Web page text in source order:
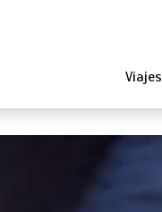
Viajes